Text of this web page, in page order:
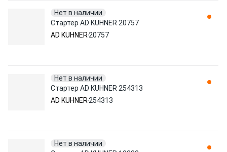
Нет в наличии
Стартер AD KUHNER 20757
AD KUHNER 20757
Нет в наличии
Стартер AD KUHNER 254313
AD KUHNER 254313
Нет в наличии